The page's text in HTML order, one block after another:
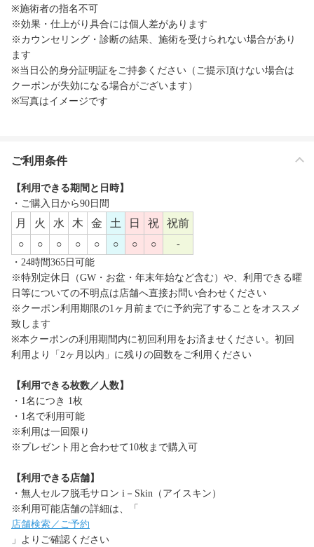
※施術者の指名不可
※効果・仕上がり具合には個人差があります
※カウンセリング・診断の結果、施術を受けられない場合があり
ます
※当日公的身分証明証をご持参ください（ご提示頂けない場合は
クーポンが失効になる場合がございます）
※写真はイメージです
ご利用条件
【利用できる期間と日時】
・ご購入日から90日間
月 火 水 木 金 土 日 祝 祝前
○ ○ ○ ○ ○ ○ ○ ○
-
・24時間365日可能
※特別定休日（GW・お盆・年末年始など含む）や、利用できる曜
日等についての不明点は店舗へ直接お問い合わせください
※クーポン利用期限の1ヶ月前までに予約完了することをオススメ
致します
※本クーポンの利用期間内に初回利用をお済ませください。初回
利用より「2ヶ月以内」に残りの回数をご利用ください
【利用できる枚数／人数】
・1名につき 1枚
・1名で利用可能
※利用は一回限り
※プレゼント用と合わせて10枚まで購入可
【利用できる店舗】
・無人セルフ脱毛サロン i－Skin（アイスキン）
※利用可能店舗の詳細は、「
店舗検索／ご予約
」よりご確認ください